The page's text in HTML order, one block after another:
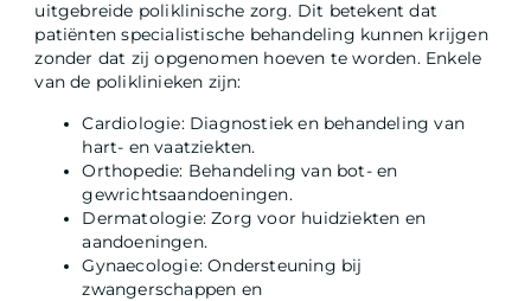
uitgebreide poliklinische zorg. Dit betekent dat
patiënten specialistische behandeling kunnen krijgen
zonder dat zij opgenomen hoeven te worden. Enkele
van de poliklinieken zijn:
Cardiologie: Diagnostiek en behandeling van
hart- en vaatziekten.
Orthopedie: Behandeling van bot- en
gewrichtsaandoeningen.
Dermatologie: Zorg voor huidziekten en
aandoeningen.
Gynaecologie: Ondersteuning bij
zwangerschappen en